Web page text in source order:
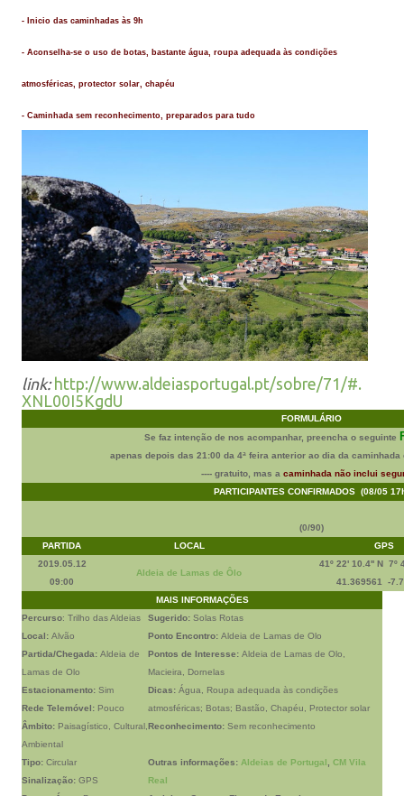
- Inicio das caminhadas às 9h
- Aconselha-se o uso de botas, bastante água, roupa adequada às condições
atmosféricas, protector solar, chapéu
- Caminhada sem reconhecimento, preparados para tudo
link: http://www.aldeiasportugal.pt/sobre/71/#.
XNL00I5KgdU
FORMULÁRIO
Se faz intenção de nos acompanhar, preencha o seguinte
apenas depois das 21:00 da 4ª feira anterior ao dia da caminhada
---- gratuito, mas a caminhada não inclui
PARTICIPANTES CONFIRMADOS (08/05
(0/90)
PARTIDA
LOCAL
GPS
2019.05.12
09:00
Aldeia de Lamas de Ôlo
41º 22' 10.4'' N 7º
41.369561 -
MAIS INFORMAÇÕES
Percurso: Trilho das Aldeias
Local: Alvão
Partida/Chegada: Aldeia de
Lamas de Olo
Estacionamento: Sim
Rede Telemóvel: Pouco
Âmbito: Paisagístico, Cultural,
Ambiental
Tipo: Circular
Sinalização: GPS
Sugerido: Solas Rotas
Ponto Encontro: Aldeia de Lamas de Olo
Pontos de Interesse: Aldeia de Lamas de Olo,
Macieira, Dornelas
Dicas: Água, Roupa adequada às condições
atmosféricas; Botas; Bastão, Chapéu, Protector solar
Reconhecimento: Sem reconhecimento
Outras informações: Aldeias de Portugal
CM Vila
Real